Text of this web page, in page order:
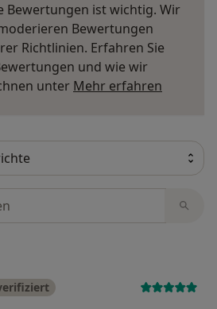
Bewertungen ist wichtig. Wir
Bewertungen
Richtlinien. Erfahren Sie
und wie wir
unter Mehr erfahren